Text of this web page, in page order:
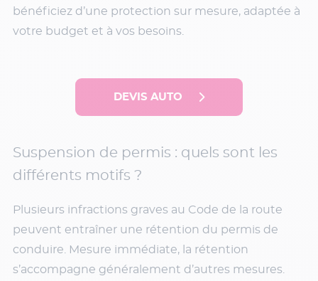
bénéficiez d’une protection sur mesure, adaptée à
votre budget et à vos besoins.
DEVIS AUTO
Suspension de permis : quels sont les
différents motifs ?
Plusieurs infractions graves au Code de la route
peuvent entraîner une rétention du permis de
conduire. Mesure immédiate, la rétention
s’accompagne généralement d’autres mesures.